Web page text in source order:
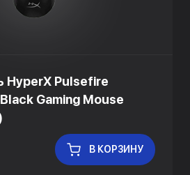
HyperX Pulsefire
Gaming Mouse
В КОРЗИНУ